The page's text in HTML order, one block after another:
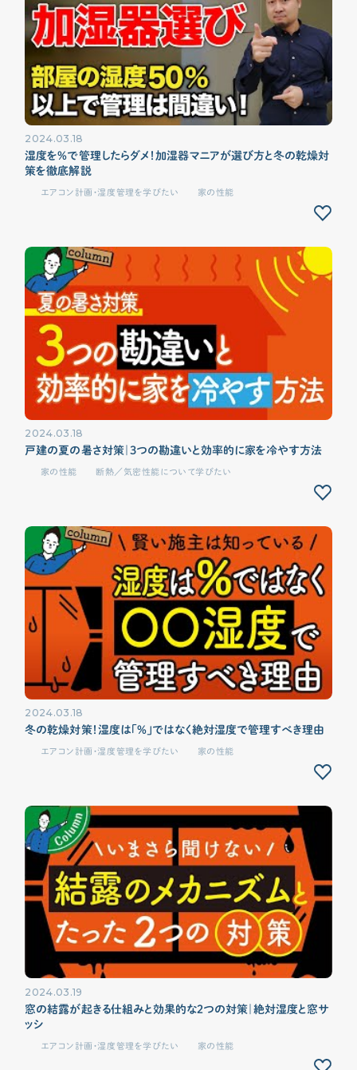
2024.03.18
湿度を%で管理したらダメ！加湿器マニアが選び方と冬の乾燥対
策を徹底解説
エアコン計画・湿度管理を学びたい 家の性能
2024.03.18
戸建の夏の暑さ対策｜3つの勘違いと効率的に家を冷やす方法
家の性能 断熱／気密性能について学びたい
2024.03.18
冬の乾燥対策！湿度は「%」ではなく絶対湿度で管理すべき理由
エアコン計画・湿度管理を学びたい 家の性能
2024.03.19
窓の結露が起きる仕組みと効果的な２つの対策｜絶対湿度と窓サ
ッシ
エアコン計画・湿度管理を学びたい 家の性能